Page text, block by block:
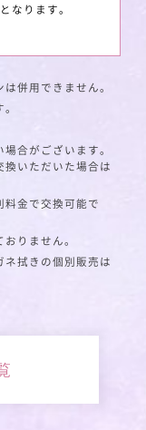
なります。
併用できません。
合がございます。
いただいた場合は
金で交換可能で
りません。
拭きの個別販売は